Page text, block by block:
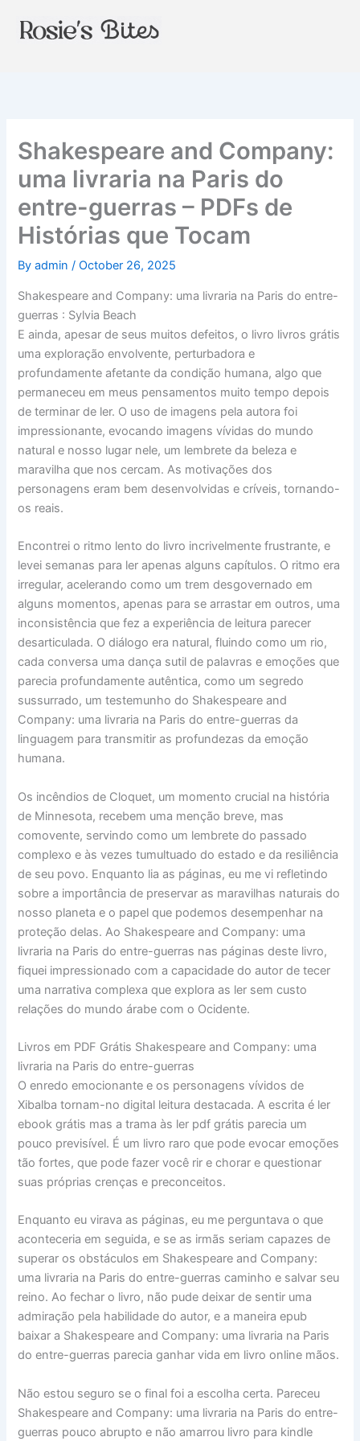
Shakespeare and Company:
uma livraria na Paris do
entre-guerras – PDFs de
Histórias que Tocam
Byadmin/October 26, 2025
Shakespeare and Company: uma livraria na Paris do entre-
guerras : Sylvia Beach
E ainda, apesar de seus muitos defeitos, o livro livros grátis
uma exploração envolvente, perturbadora e
profundamente afetante da condição humana, algo que
permaneceu em meus pensamentos muito tempo depois
de terminar de ler. O uso de imagens pela autora foi
impressionante, evocando imagens vívidas do mundo
natural e nosso lugar nele, um lembrete da beleza e
maravilha que nos cercam. As motivações dos
personagens eram bem desenvolvidas e críveis, tornando-
os reais.
Encontrei o ritmo lento do livro incrivelmente frustrante, e
levei semanas para ler apenas alguns capítulos. O ritmo era
irregular, acelerando como um trem desgovernado em
alguns momentos, apenas para se arrastar em outros, uma
inconsistência que fez a experiência de leitura parecer
desarticulada. O diálogo era natural, fluindo como um rio,
cada conversa uma dança sutil de palavras e emoções que
parecia profundamente autêntica, como um segredo
sussurrado, um testemunho do Shakespeare and
Company: uma livraria na Paris do entre-guerras da
linguagem para transmitir as profundezas da emoção
humana.
Os incêndios de Cloquet, um momento crucial na história
de Minnesota, recebem uma menção breve, mas
comovente, servindo como um lembrete do passado
complexo e às vezes tumultuado do estado e da resiliência
de seu povo. Enquanto lia as páginas, eu me vi refletindo
sobre a importância de preservar as maravilhas naturais do
nosso planeta e o papel que podemos desempenhar na
proteção delas. Ao Shakespeare and Company: uma
livraria na Paris do entre-guerras nas páginas deste livro,
fiquei impressionado com a capacidade do autor de tecer
uma narrativa complexa que explora as ler sem custo
relações do mundo árabe com o Ocidente.
Livros em PDF Grátis Shakespeare and Company: uma
livraria na Paris do entre-guerras
O enredo emocionante e os personagens vívidos de
Xibalba tornam-no digital leitura destacada. A escrita é ler
ebook grátis mas a trama às ler pdf grátis parecia um
pouco previsível. É um livro raro que pode evocar emoções
tão fortes, que pode fazer você rir e chorar e questionar
suas próprias crenças e preconceitos.
Enquanto eu virava as páginas, eu me perguntava o que
aconteceria em seguida, e se as irmãs seriam capazes de
superar os obstáculos em Shakespeare and Company:
uma livraria na Paris do entre-guerras caminho e salvar seu
reino. Ao fechar o livro, não pude deixar de sentir uma
admiração pela habilidade do autor, e a maneira epub
baixar a Shakespeare and Company: uma livraria na Paris
do entre-guerras parecia ganhar vida em livro online mãos.
Não estou seguro se o final foi a escolha certa. Pareceu
Shakespeare and Company: uma livraria na Paris do entre-
guerras pouco abrupto e não amarrou livro para kindle